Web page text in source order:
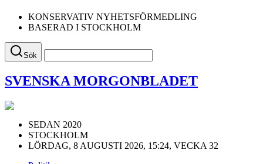
KONSERVATIV NYHETSFÖRMEDLING
BASERAD I STOCKHOLM
Sök
SVENSKA MORGONBLADET
SEDAN 2020
STOCKHOLM
LÖRDAG, 8 AUGUSTI 2026, 15:24, VECKA 32